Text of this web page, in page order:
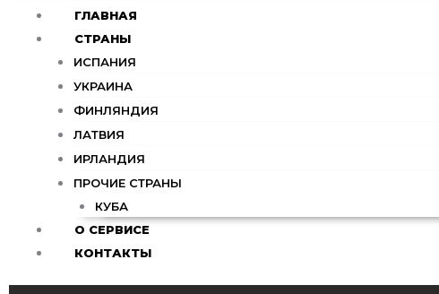
ГЛАВНАЯ
СТРАНЫ
ИСПАНИЯ
УКРАИНА
ФИНЛЯНДИЯ
ЛАТВИЯ
ИРЛАНДИЯ
ПРОЧИЕ СТРАНЫ
КУБА
О СЕРВИСЕ
КОНТАКТЫ